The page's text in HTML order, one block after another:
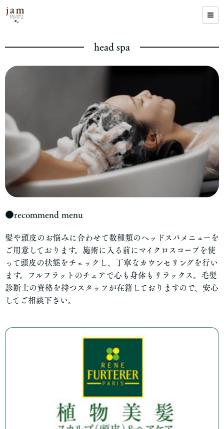
head spa
●recommend menu
髪や頭皮のお悩みに合わせて数種類のヘッドスパメニューを
ご用意しております。施術に入る前にマイクロスコープを使
って頭皮の状態をチェックし、丁寧なカウンセリングを行い
ます。フルフラットのチェアで心も身体もリラックス。毛髪
診断士の資格を持つスタッフが在籍しておりますので、安心
してご相談下さい。